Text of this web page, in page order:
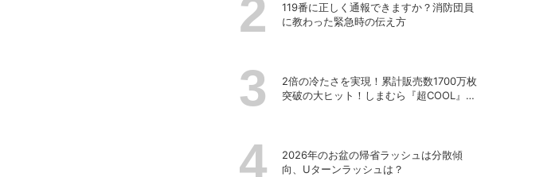
119番に正しく通報できますか？消防団員
に教わった緊急時の伝え方
2倍の冷たさを実現！累計販売数1700万枚
突破の大ヒット！しまむら『超COOL』シ
2026年のお盆の帰省ラッシュは分散傾
向、Uターンラッシュは？